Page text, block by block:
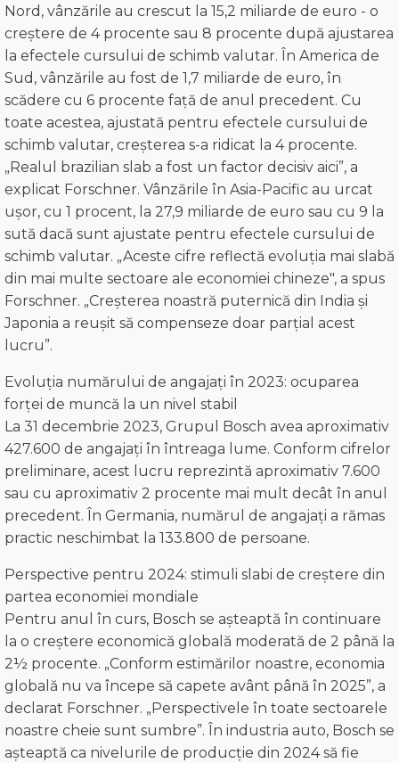
Nord, vânzările au crescut la 15,2 miliarde de euro - o
creștere de 4 procente sau 8 procente după ajustarea
la efectele cursului de schimb valutar. În America de
Sud, vânzările au fost de 1,7 miliarde de euro, în
scădere cu 6 procente față de anul precedent. Cu
toate acestea, ajustată pentru efectele cursului de
schimb valutar, creșterea s-a ridicat la 4 procente.
„Realul brazilian slab a fost un factor decisiv aici”, a
explicat Forschner. Vânzările în Asia-Pacific au urcat
ușor, cu 1 procent, la 27,9 miliarde de euro sau cu 9 la
sută dacă sunt ajustate pentru efectele cursului de
schimb valutar. „Aceste cifre reflectă evoluția mai slabă
din mai multe sectoare ale economiei chineze", a spus
Forschner. „Creșterea noastră puternică din India și
Japonia a reușit să compenseze doar parțial acest
lucru”.
Evoluția numărului de angajați în 2023: ocuparea
forței de muncă la un nivel stabil
La 31 decembrie 2023, Grupul Bosch avea aproximativ
427.600 de angajați în întreaga lume. Conform cifrelor
preliminare, acest lucru reprezintă aproximativ 7.600
sau cu aproximativ 2 procente mai mult decât în anul
precedent. În Germania, numărul de angajați a rămas
practic neschimbat la 133.800 de persoane.
Perspective pentru 2024: stimuli slabi de creștere din
partea economiei mondiale
Pentru anul în curs, Bosch se așteaptă în continuare
la o creștere economică globală moderată de 2 până la
2½ procente. „Conform estimărilor noastre, economia
globală nu va începe să capete avânt până în 2025”, a
declarat Forschner. „Perspectivele în toate sectoarele
noastre cheie sunt sumbre”. În industria auto, Bosch se
așteaptă ca nivelurile de producție din 2024 să fie